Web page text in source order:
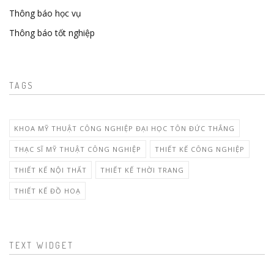
Thông báo học vụ
Thông báo tốt nghiệp
TAGS
KHOA MỸ THUẬT CÔNG NGHIỆP ĐẠI HỌC TÔN ĐỨC THẮNG
THẠC SĨ MỸ THUẬT CÔNG NGHIỆP THIẾT KẾ CÔNG NGHIỆP
THIẾT KẾ NỘI THẤT THIẾT KẾ THỜI TRANG
THIẾT KẾ ĐỒ HOẠ
TEXT WIDGET